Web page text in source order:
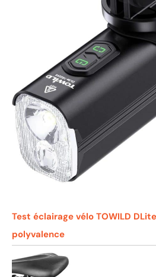
Test éclairage vélo TOWILD
polyvalence